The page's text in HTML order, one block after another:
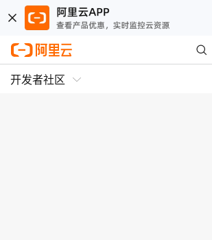
开发者社区